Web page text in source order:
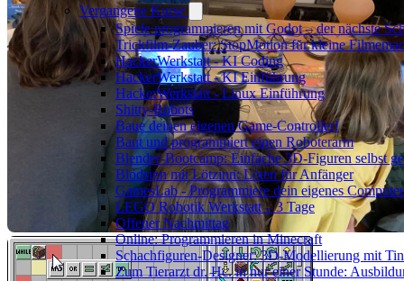
Vergangene Kurse
Spiele programmieren mit Godot – der nächste
Trickfilm-Zauber: StopMotion für kleine
HackerWerkstatt - KI Coding
HackerWerkstatt - KI Einführung
HackerWerkstatt - Linux Einführung
Shitty-Robots
Baue deinen eigenen Game-Controller!
Baut und programmiert einen Roboterarm
Blender-Bootcamp: Einfache 3D-Figuren selbst
Blödsinn mit Lötzinn: Löten für Anfänger
GamesLab - Programmiere dein eigenes
LEGO Robotik Werkstatt – 3 Tage
Offener Nachmittag
Online: Programmieren in Minecraft
Schachfiguren-Designer: 3D-Modellierung mit
Zum Tierarzt dr. Hc. in nur einer Stunde: